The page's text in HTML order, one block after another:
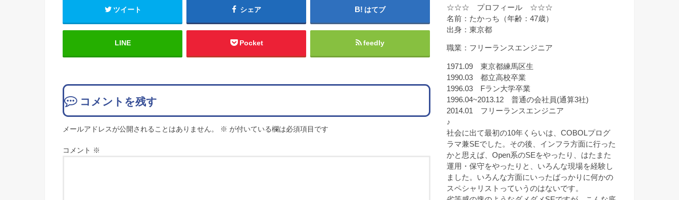
ツイート シェア はてブ
LINE Pocket feedly
コメントを残す
メールアドレスが公開されることはありません。 ※ が付いている欄は必須項目です
コメント ※
☆☆☆ プロフィール ☆☆☆
名前：たかっち（年齢：47歳）
出身：東京都
職業：フリーランスエンジニア
1971.09 東京都練馬区生
1990.03 都立高校卒業
1996.03 Fラン大学卒業
1996.04~2013.12 普通の会社員(通算3社)
2014.01 フリーランスエンジニア
♪
社会に出て最初の10年くらいは、COBOLプログ
ラマ兼SEでした。その後、インフラ方面に行った
かと思えば、Open系のSEをやったり、はたまた
運用・保守をやったりと、いろんな現場を経験し
ました。いろんな方面にいったばっかりに何かの
スペシャリストっていうのはないです。